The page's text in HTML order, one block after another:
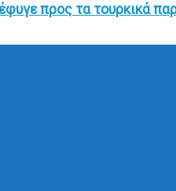
προς τα τουρκικά